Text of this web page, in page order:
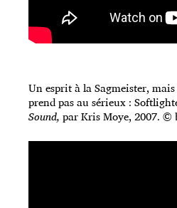
Un esprit à la Sagmeister,
prend pas au sérieux :
Sound, par Kris Moye, 2007. ©